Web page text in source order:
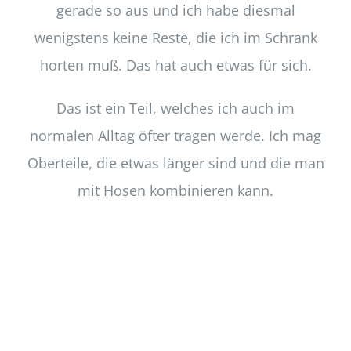
gerade so aus und ich habe diesmal
wenigstens keine Reste, die ich im Schrank
horten muß. Das hat auch etwas für sich.
Das ist ein Teil, welches ich auch im
normalen Alltag öfter tragen werde. Ich mag
Oberteile, die etwas länger sind und die man
mit Hosen kombinieren kann.